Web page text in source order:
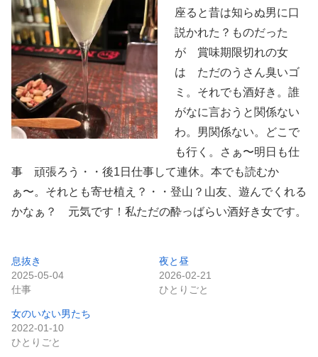
座ると昔は知らぬ男に口
説かれた？ものだった
が 賞味期限切れの女
は ただのうさん臭いゴ
ミ。それでも酒好き。誰
がなに言おうと関係ない
わ。男関係ない。どこで
も行く。さぁ〜明日も仕
事 頑張ろう・・後1日仕事して連休。本でも読むか
ぁ〜。それとも寄せ植え？・・登山？山友、遊んでくれる
かなぁ？ 元気です！私ただの酔っばらい酒好き女です。
息抜き
2025-05-04
仕事
夜と昼
2026-02-21
ひとりごと
女のいない男たち
2022-01-10
ひとりごと